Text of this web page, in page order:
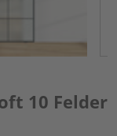
10 Felder